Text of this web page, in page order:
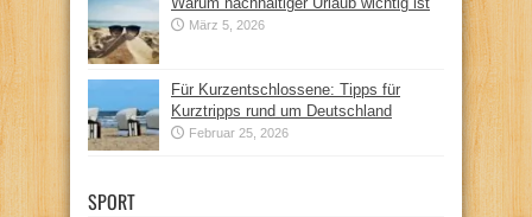
März 5, 2026
Für Kurzentschlossene: Tipps für
Kurztripps rund um Deutschland
Februar 25, 2026
SPORT